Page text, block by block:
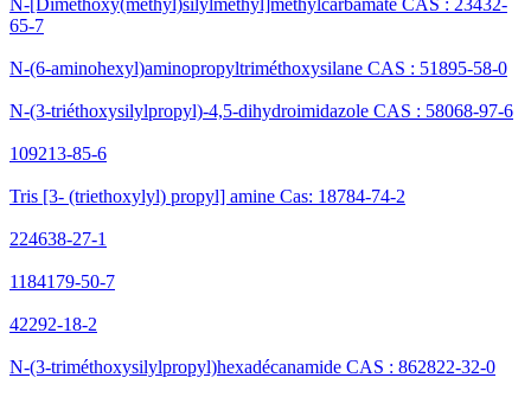
65-7
N-(6-aminohexyl)aminopropyltriméthoxysilane CAS : 51895-58-0
N-(3-triéthoxysilylpropyl)-4,5-dihydroimidazole CAS : 58068-97-6
109213-85-6
Tris [3- (triethoxylyl) propyl] amine Cas: 18784-74-2
224638-27-1
1184179-50-7
42292-18-2
N-(3-triméthoxysilylpropyl)hexadécanamide CAS : 862822-32-0